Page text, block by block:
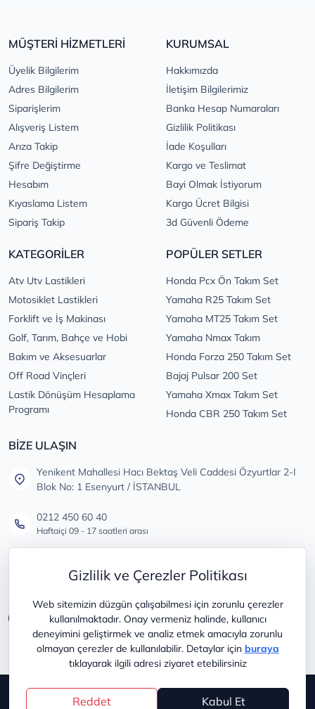
Gizlilik ve Çerezler Politikası
Web sitemizin düzgün çalışabilmesi için zorunlu çerezler
kullanılmaktadır. Onay vermeniz halinde, kullanıcı
deneyimini geliştirmek ve analiz etmek amacıyla zorunlu
olmayan çerezler de kullanılabilir. Detaylar için buraya
tıklayarak ilgili adresi ziyaret etebilirsiniz
Reddet Kabul Et
MÜŞTERİ HİZMETLERİ
Üyelik Bilgilerim
Adres Bilgilerim
Siparişlerim
Alışveriş Listem
Arıza Takip
Şifre Değiştirme
Hesabım
Kıyaslama Listem
Sipariş Takip
KURUMSAL
Hakkımızda
İletişim Bilgilerimiz
Banka Hesap Numaraları
Gizlilik Politikası
İade Koşulları
Kargo ve Teslimat
Bayi Olmak İstiyorum
Kargo Ücret Bilgisi
3d Güvenli Ödeme
KATEGORİLER
Atv Utv Lastikleri
Motosiklet Lastikleri
Forklift ve İş Makinası
Golf, Tarım, Bahçe ve Hobi
Bakım ve Aksesuarlar
Off Road Vinçleri
Lastik Dönüşüm Hesaplama
Programı
POPÜLER SETLER
Honda Pcx Ön Takım Set
Yamaha R25 Takım Set
Yamaha MT25 Takım Set
Yamaha Nmax Takım
Honda Forza 250 Takım Set
Bajaj Pulsar 200 Set
Yamaha Xmax Takım Set
Honda CBR 250 Takım Set
BİZE ULAŞIN
Yenikent Mahallesi Hacı Bektaş Veli Caddesi Özyurtlar 2-I
Blok No: 1 Esenyurt / İSTANBUL
0212 450 60 40
Haftaiçi 09 - 17 saatleri arası
Tüm öneri ve şikayetleriniz için
Copyright © 2025